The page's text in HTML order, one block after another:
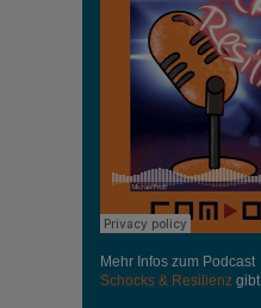
Mehr Infos zum Podcast
Schocks & Resilienz